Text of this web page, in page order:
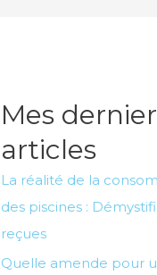
Mes
articles
La réalité de la
des piscines :
reçues
Quelle amende pour